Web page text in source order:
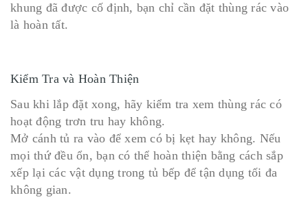
khung đã được cố định, bạn chỉ cần đặt thùng rác vào
là hoàn tất.
Kiểm Tra và Hoàn Thiện
Sau khi lắp đặt xong, hãy kiểm tra xem thùng rác có
hoạt động trơn tru hay không.
Mở cánh tủ ra vào để xem có bị kẹt hay không. Nếu
mọi thứ đều ổn, bạn có thể hoàn thiện bằng cách sắp
xếp lại các vật dụng trong tủ bếp để tận dụng tối đa
không gian.